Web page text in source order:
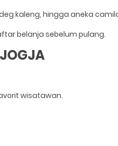
kaleng, hingga aneka
belanja sebelum pulang.
wisatawan.